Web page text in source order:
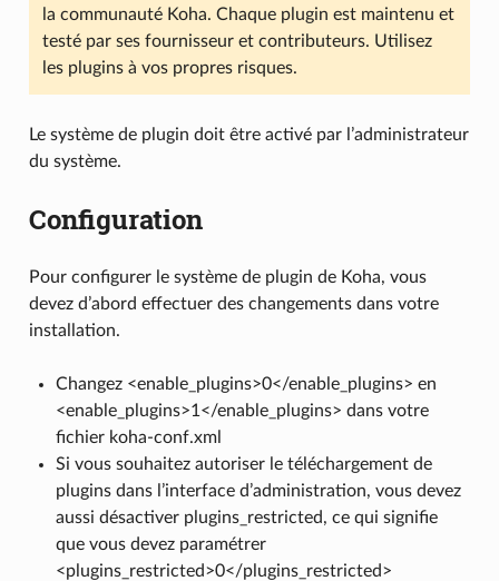
la communauté Koha. Chaque plugin est maintenu et
testé par ses fournisseur et contributeurs. Utilisez
les plugins à vos propres risques.
Le système de plugin doit être activé par l’administrateur
du système.
Configuration
Pour configurer le système de plugin de Koha, vous
devez d’abord effectuer des changements dans votre
installation.
Changez <enable_plugins>0</enable_plugins> en
<enable_plugins>1</enable_plugins> dans votre
fichier koha-conf.xml
Si vous souhaitez autoriser le téléchargement de
plugins dans l’interface d’administration, vous devez
aussi désactiver plugins_restricted, ce qui signifie
que vous devez paramétrer
<plugins_restricted>0</plugins_restricted>